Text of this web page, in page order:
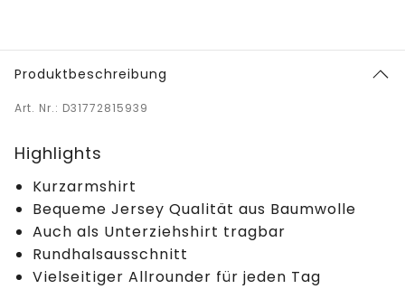
Produktbeschreibung
Art. Nr.: D31772815939
Highlights
Kurzarmshirt
Bequeme Jersey Qualität aus Baumwolle
Auch als Unterziehshirt tragbar
Rundhalsausschnitt
Vielseitiger Allrounder für jeden Tag